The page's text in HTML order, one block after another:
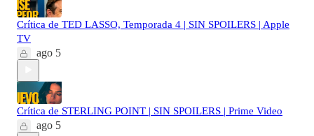
Crítica de TED LASSO, Temporada 4 | SIN SPOILERS | Apple
TV
ago 5
Crítica de STERLING POINT | SIN SPOILERS | Prime Video
ago 5